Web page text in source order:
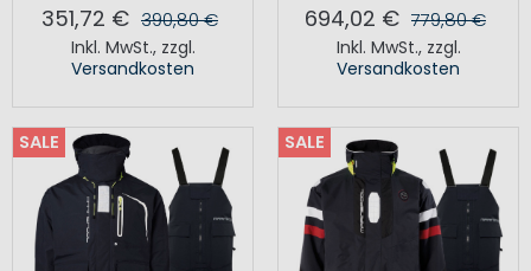
351,72 € 390,80 €
Inkl. MwSt., zzgl.
Versandkosten
694,02 € 779,80 €
Inkl. MwSt., zzgl.
Versandkosten
SALE SALE